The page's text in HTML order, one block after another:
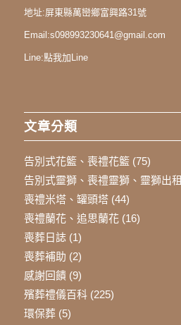
地址:屏東縣萬巒鄉富興路31號
Email:s098993230641@gmail.com
Line:點我加Line
文章分類
告別式花籃、喪禮花籃(75)
告別式靈獅、喪禮靈獅、靈獅出租
喪禮米塔、罐頭塔(44)
喪禮蘭花、追思蘭花(16)
喪葬日誌(1)
喪葬補助 (2)
感謝回饋(9)
殯葬禮儀百科(225)
環保葬(5)